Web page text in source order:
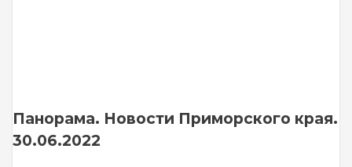
Панорама. Новости Приморского края.
30.06.2022